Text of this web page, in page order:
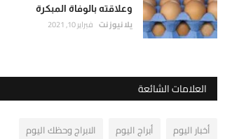
وعلاقته بالوفاة المبكرة
يلا نيوز نت فبراير 10, 2021
العلامات الشائعة
أخبار اليوم أبراج اليوم
الابراج وحظك اليوم